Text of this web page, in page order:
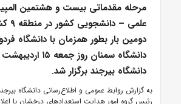
مرحله مقدماتی بیست و هشتمین
علمی
دومین بار بطور همزمان با دانشگاه
دانشگاه بیرجند برگزار شد.
به گزارش روابط عمومی و اطلاع‌رسانی دانشگاه
رئیس گروه امور هدایت استعدادهای درخشان با